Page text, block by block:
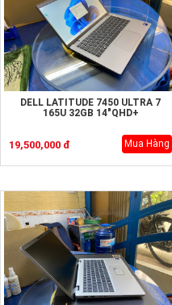
DELL LATITUDE 7450 ULTRA 7
165U 32GB 14"QHD+
19,500,000 đ Mua Hàng